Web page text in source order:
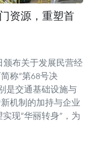
资源，重塑首
颁布关于发展民营经
称“第68号决
是交通基础设施与
机制的加持与企业
现“华丽转身”，为